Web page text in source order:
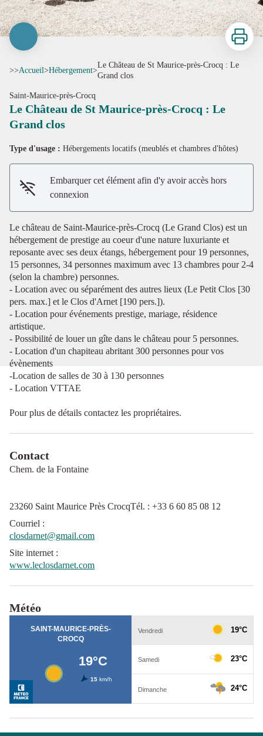
Imprimer
>>Accueil>Hébergement>
Le Château de St Maurice-près-Crocq : Le
Grand clos
Saint-Maurice-près-Crocq
Le Château de St Maurice-près-Crocq : Le
Grand clos
Type d'usage : Hébergements locatifs (meublés et chambres d'hôtes)
Embarquer cet élément afin d'y avoir accès hors
connexion
Le château de Saint-Maurice-près-Crocq (Le Grand Clos) est un
hébergement de prestige au coeur d'une nature luxuriante et
reposante avec ses deux étangs, hébergement pour 19 personnes,
15 personnes, 34 personnes maximum avec 13 chambres pour 2-4
(selon la chambre) personnes.
- Location avec ou séparément des autres lieux (Le Petit Clos [30
pers. max.] et le Clos d'Arnet [190 pers.]).
- Location pour événements prestige, mariage, résidence
artistique.
- Possibilité de louer un gîte dans le château pour 5 personnes.
- Location d'un chapiteau abritant 300 personnes pour vos
évènements
-Location de salles de 30 à 130 personnes
- Location VTTAE
Pour plus de détails contactez les propriétaires.
Contact
Chem. de la Fontaine
23260 Saint Maurice Près CrocqTél. : +33 6 60 85 08 12
Courriel :
closdarnet@gmail.com
Site internet :
www.leclosdarnet.com
Météo